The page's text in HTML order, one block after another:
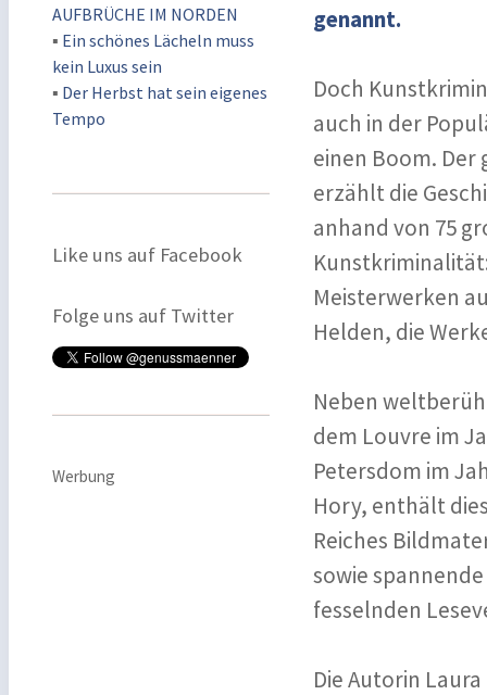
AUFBRÜCHE IM NORDEN
▪ Ein schönes Lächeln muss
kein Luxus sein
▪ Der Herbst hat sein eigenes
Tempo
Like uns auf Facebook
Folge uns auf Twitter
Werbung
genannt.
Doch
auch in der
einen Boom.
erzählt die
anhand von 75
Meisterwerken
Helden, die
Neben
dem Louvre im
Petersdom im
Hory, enthält
Reiches
sowie
fesselnden
Die Autorin